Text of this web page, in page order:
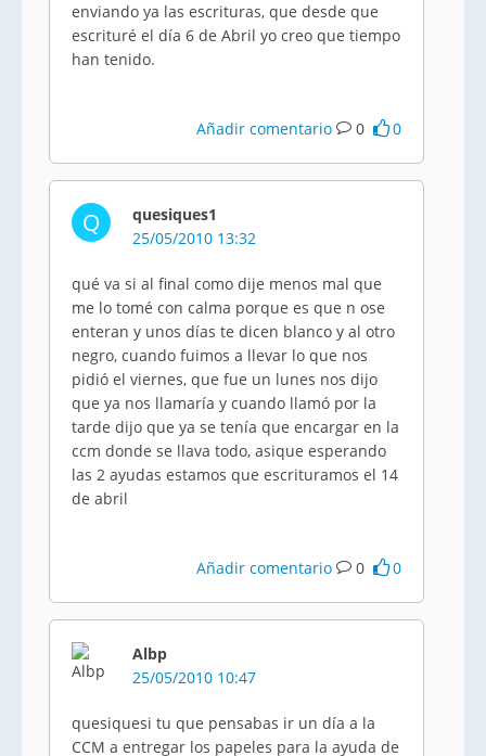
enviando ya las escrituras, que desde que
escrituré el día 6 de Abril yo creo que tiempo
han tenido.
Añadir comentario 0 0
Q
quesiques1
25/05/2010 13:32
qué va si al final como dije menos mal que
me lo tomé con calma porque es que n ose
enteran y unos días te dicen blanco y al otro
negro, cuando fuimos a llevar lo que nos
pidió el viernes, que fue un lunes nos dijo
que ya nos llamaría y cuando llamó por la
tarde dijo que ya se tenía que encargar en la
ccm donde se llava todo, asique esperando
las 2 ayudas estamos que escrituramos el 14
de abril
Añadir comentario 0 0
Albp
25/05/2010 10:47
quesiquesi tu que pensabas ir un día a la
CCM a entregar los papeles para la ayuda de